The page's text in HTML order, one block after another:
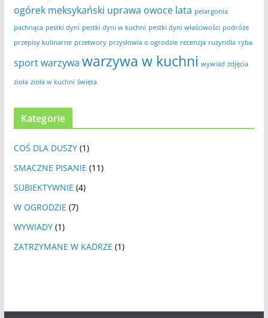
ogórek meksykański uprawa owoce lata pelargonia
pachnąca pestki dyni pestki dyni w kuchni pestki dyni właściwości podróże
przepisy kulinarne przetwory przysłowia o ogrodzie recenzja ruzyndla ryba
sportwarzywa warzywa w kuchni wywiad zdjęcia
zioła zioła w kuchni święta
Kategorie
COŚ DLA DUSZY(1)
SMACZNE PISANIE (11)
SUBIEKTYWNIE (4)
W OGRODZIE (7)
WYWIADY(1)
ZATRZYMANE W KADRZE (1)